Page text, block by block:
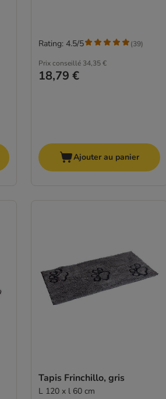
Prix conseillé 34,35 €
18,79 €
Rating: 4.5/5 (39)
Ajouter au panier
Tapis Frinchillo, gris
L 120 x l 60 cm